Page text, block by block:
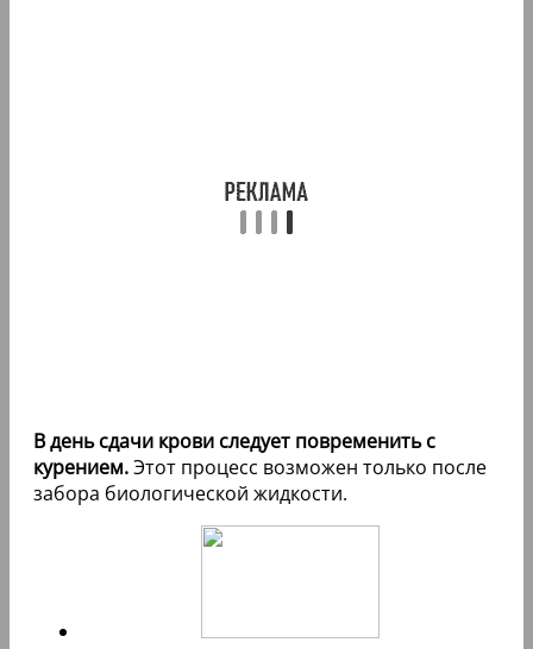
В день сдачи крови следует повременить с
курением.Этот процесс возможен только после
забора биологической жидкости.